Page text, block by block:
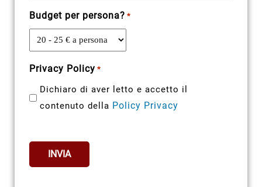
Budget per persona? *
Privacy Policy *
Dichiaro di aver letto e accetto il
contenuto della Policy Privacy